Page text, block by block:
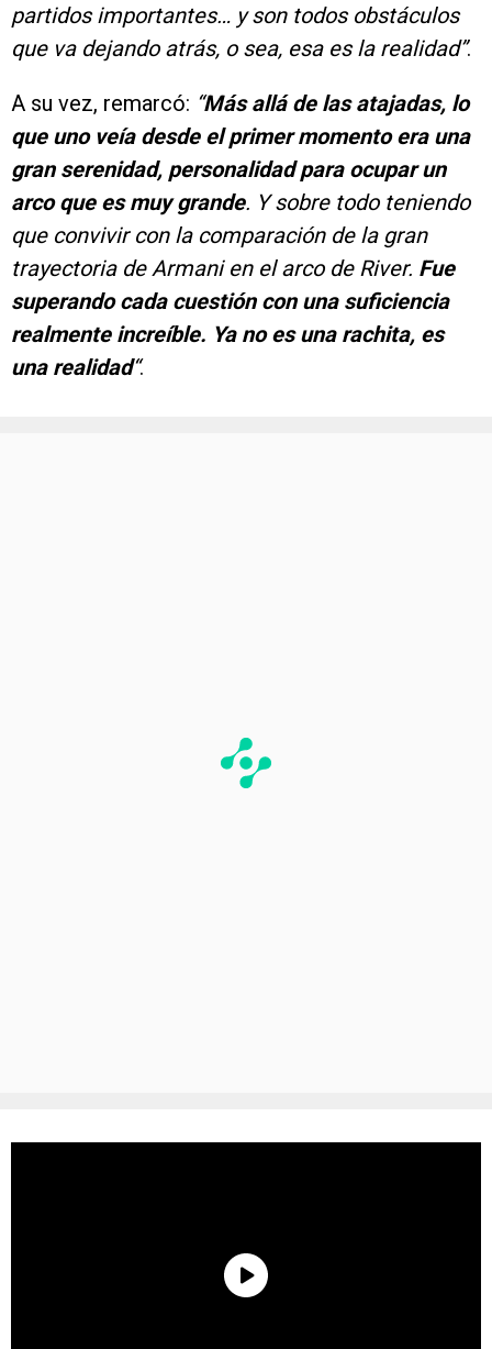
partidos importantes… y son todos obstáculos
que va dejando atrás, o sea, esa es la realidad”.
A su vez, remarcó: “Más allá de las atajadas, lo
que uno veía desde el primer momento era una
gran serenidad, personalidad para ocupar un
arco que es muy grande. Y sobre todo teniendo
que convivir con la comparación de la gran
trayectoria de Armani en el arco de River. Fue
superando cada cuestión con una suficiencia
realmente increíble. Ya no es una rachita, es
una realidad“.